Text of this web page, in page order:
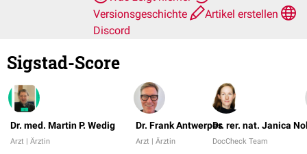
Versionsgeschichte
Artikel erstellen
Discord
Sigstad-Score
Dr. med. Martin P. Wedig
Arzt | Ärztin
Dr. Frank Antwerpes
Arzt | Ärztin
Dr. rer. nat. Janica
DocCheck Team